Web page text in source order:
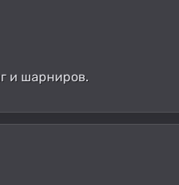
и шарниров.